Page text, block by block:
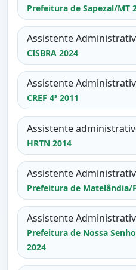
Prefeitura de Sapezal/MT
Assistente
CISBRA 2024
Assistente
CREF 4ª 2011
Assistente
HRTN 2014
Assistente
Prefeitura de Matelândia/
Assistente
Prefeitura de Nossa
2024